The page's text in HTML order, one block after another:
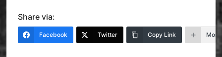
Share via:
Facebook Twitter Copy Link More